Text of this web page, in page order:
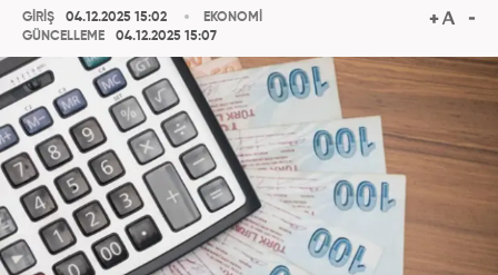
GİRİŞ
04.12.2025 15:02
GÜNCELLEME
04.12.2025 15:07
EKONOMİ